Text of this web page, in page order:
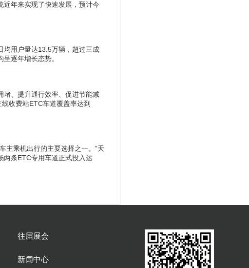
年来实现了快速发展，预计今
用户量达13.5万辆，超过三成
逐年增长态势。
、提升通行效率、促进节能减
收费站ETC车道覆盖率达到
乘机出行的主要选择之一。”天
两条ETC专用车道正式投入运
往届展会
新闻中心